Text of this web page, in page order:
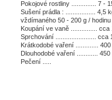
Pokojové rostliny .............. 7 -
Sušení prádla : ................. 4,5
vždímaného 50 - 200 g / hodinu
Koupání ve vaně ............... cca
Sprchování ....................... cca
Krátkodobé vaření .............
Dlouhodobé vaření ............
Pečení .....